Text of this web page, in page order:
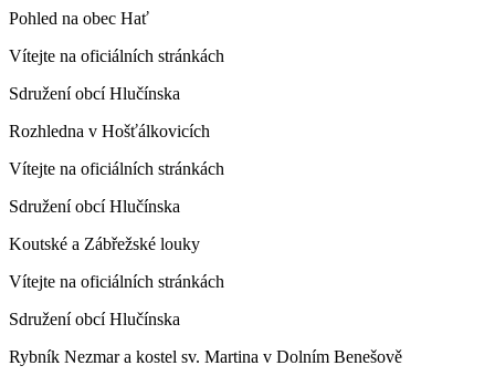
Pohled na obec Hať
Vítejte na oficiálních stránkách
Sdružení obcí Hlučínska
Rozhledna v Hošťálkovicích
Vítejte na oficiálních stránkách
Sdružení obcí Hlučínska
Koutské a Zábřežské louky
Vítejte na oficiálních stránkách
Sdružení obcí Hlučínska
Rybník Nezmar a kostel sv. Martina v Dolním Benešově